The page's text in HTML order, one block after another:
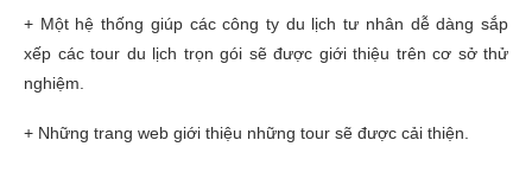
+ Một hệ thống giúp các công ty du lịch tư nhân dễ dàng sắp
xếp các tour du lịch trọn gói sẽ được giới thiệu trên cơ sở thử
nghiệm.
+ Những trang web giới thiệu những tour sẽ được cải thiện.